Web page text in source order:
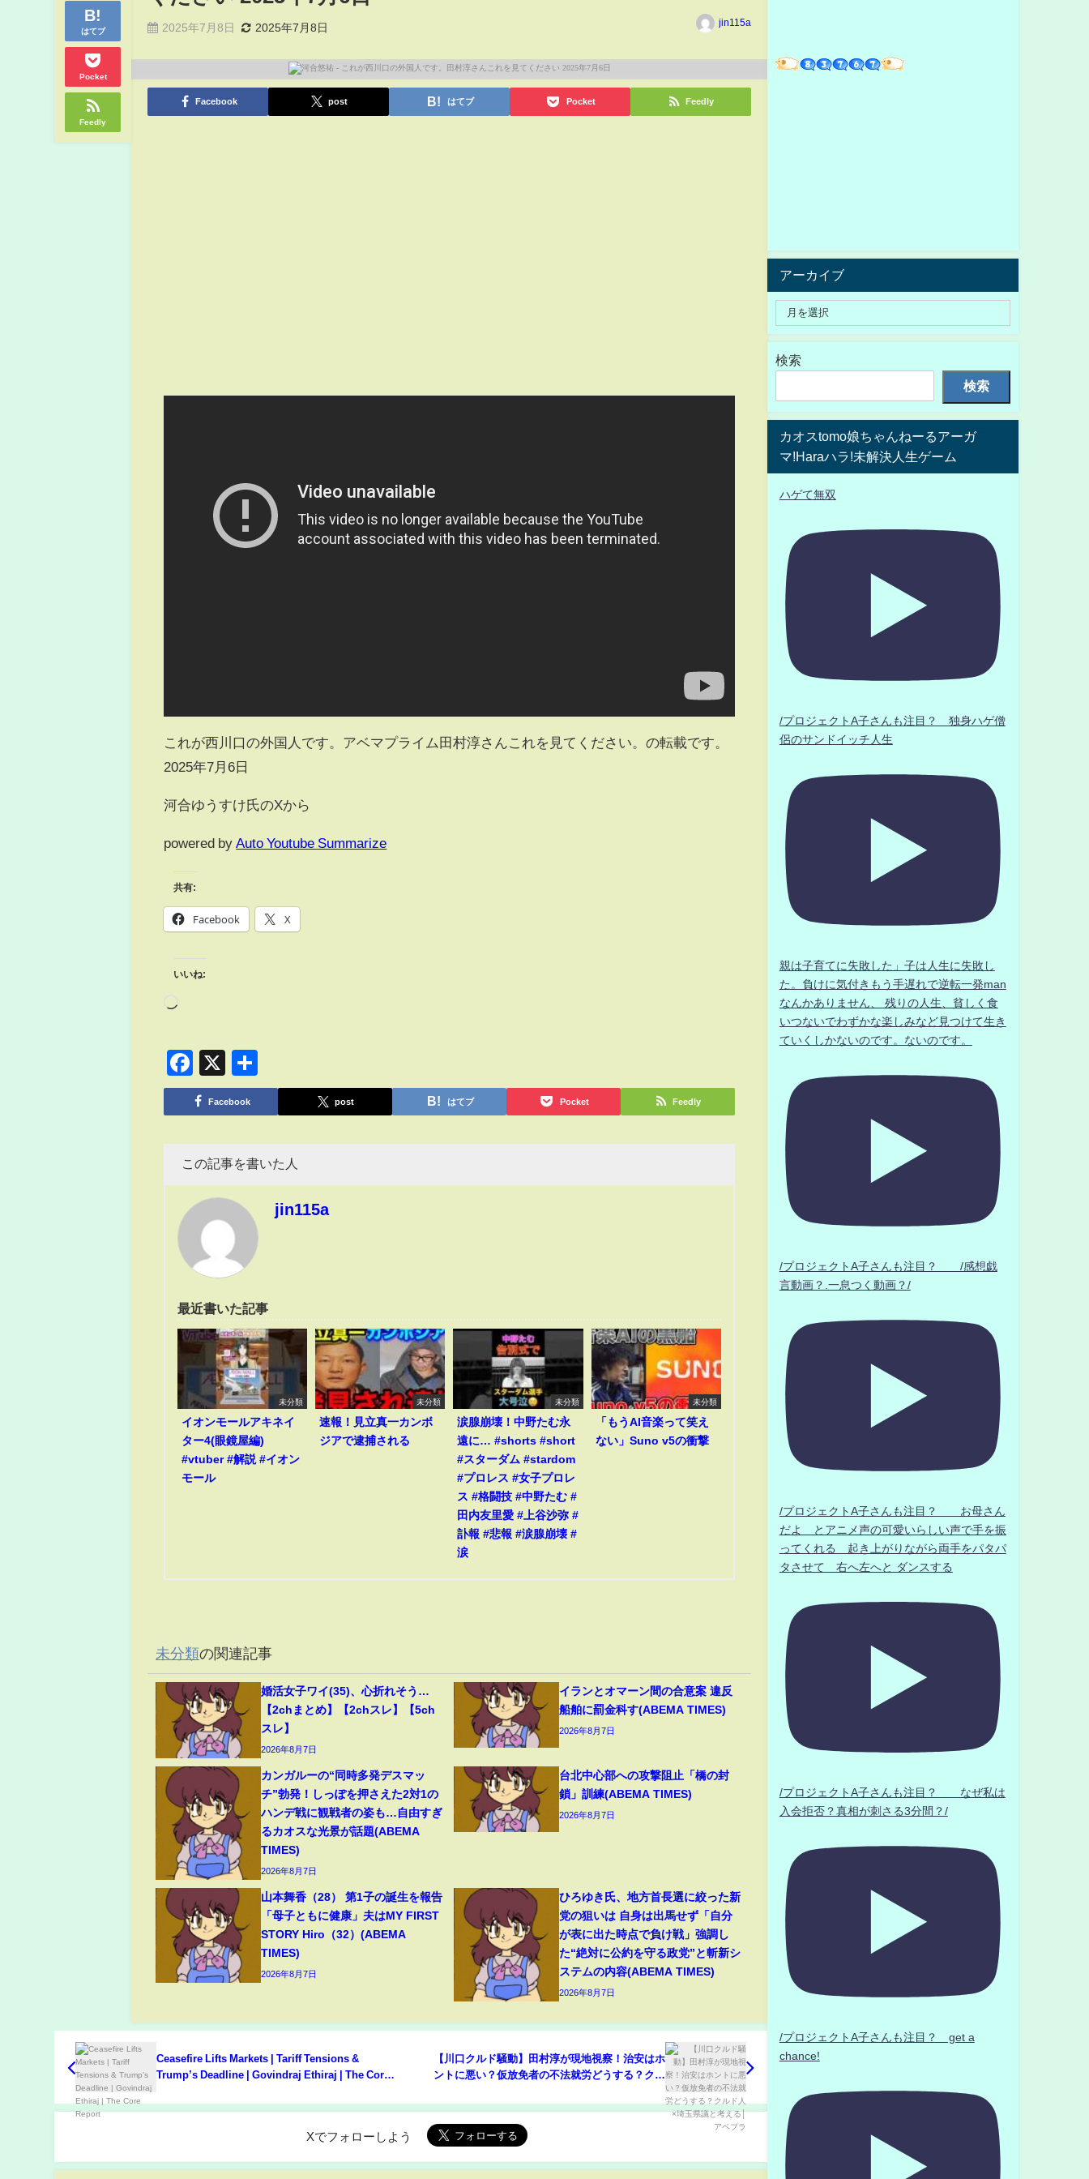
はてブ
Pocket
Feedly
2025年7月8日 2025年7月8日 jin115a
Facebook post はてブ Pocket Feedly
これが西川口の外国人です。アベマプライム田村淳さんこれを見てください。の転載です。
2025年7月6日
河合ゆうすけ氏のXから
powered by Auto Youtube Summarize
共有:
Facebook X
いいね:
Facebook
X
有
Facebook post はてブ Pocket Feedly
この記事を書いた人
jin115a
最近書いた記事
未分類
イオンモールアキネイ
ター4(眼鏡屋編)
#vtuber #解説 #イオン
モール
未分類
速報！見立真一カンボ
ジアで逮捕される
未分類
涙腺崩壊！中野たむ永
遠に… #shorts #short
#スターダム #stardom
#プロレス #女子プロレ
ス #格闘技 #中野たむ #
田内友里愛 #上谷沙弥 #
訃報 #悲報 #涙腺崩壊 #
涙
未分類
「もうAI音楽って笑え
ない」Suno v5の衝撃
未分類の関連記事
婚活女子ワイ(35)、心折れそう…
【2chまとめ】【2chスレ】【5ch
スレ】
2026年8月7日
イランとオマーン間の合意案 違反
船舶に罰金科す(ABEMA TIMES)
2026年8月7日
カンガルーの“同時多発デスマッ
チ”勃発！しっぽを押さえた2対1の
ハンデ戦に観戦者の姿も…自由すぎ
るカオスな光景が話題(ABEMA
TIMES)
2026年8月7日
台北中心部への攻撃阻止「橋の封
鎖」訓練(ABEMA TIMES)
2026年8月7日
山本舞香（28） 第1子の誕生を報告
「母子ともに健康」夫はMY FIRST
STORY Hiro（32）(ABEMA
TIMES)
2026年8月7日
ひろゆき氏、地方首長選に絞った新
党の狙いは 自身は出馬せず「自分
が表に出た時点で負け戦」強調し
た“絶対に公約を守る政党”と斬新シ
ステムの内容(ABEMA TIMES)
2026年8月7日
Ceasefire Lifts Markets | Tariff Tensions &
Trump’s Deadline | Govindraj Ethiraj | The Core
【川口クルド騒動】田村淳が現地視察！治安はホ
ントに悪い？仮放免者の不法就労どうする？クル
Xでフォローしよう
アーカイブ
検索
検索
カオスtomo娘ちゃんねーるアーガ
マ!Haraハラ!未解決人生ゲーム
ハゲて無双
/プロジェクトA子さんも注目？ 独身ハゲ僧
侶のサンドイッチ人生
親は子育てに失敗した」子は人生に失敗し
た。負けに気付きもう手遅れで逆転一発man
なんかありません、 残りの人生、貧しく食
いつないでわずかな楽しみなど見つけて生き
ていくしかないのです。ないのです。
/プロジェクトA子さんも注目？ /感想戯
言動画？.一息つく動画？/
/プロジェクトA子さんも注目？ お母さん
だよ とアニメ声の可愛いらしい声で手を振
ってくれる 起き上がりながら両手をパタパ
タさせて 右へ左へと ダンスする
/プロジェクトA子さんも注目？ なぜ私は
入会拒否？真相が刺さる3分間？/
/プロジェクトA子さんも注目？ get a
chance!